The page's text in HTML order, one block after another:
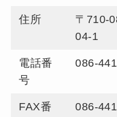
住所
〒710-
04-1
電話番
号
086-
FAX番
086-